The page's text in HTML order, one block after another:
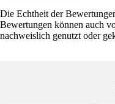
Die Echtheit der
Bewertungen können auch
nachweislich genutzt oder